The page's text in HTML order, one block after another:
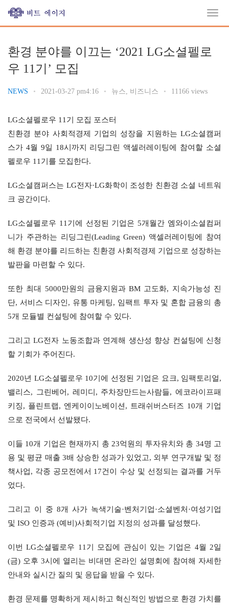
환경 분야를 이끄는 ‘2021 LG소셜펠로
우 11기’ 모집
NEWS • 2021-03-27 pm4:16 • 뉴스, 비즈니스 • 11166 views
LG소셜펠로우 11기 모집 포스터
친환경 분야 사회적경제 기업의 성장을 지원하는 LG소셜캠퍼
스가 4월 9일 18시까지 리딩그린 액셀러레이팅에 참여할 소셜
펠로우 11기를 모집한다.
LG소셜캠퍼스는 LG전자·LG화학이 조성한 친환경 소셜 네트워
크 공간이다.
LG소셜펠로우 11기에 선정된 기업은 5개월간 엠와이소셜컴퍼
니가 주관하는 리딩그린(Leading Green) 액셀러레이팅에 참여
해 환경 분야를 리드하는 친환경 사회적경제 기업으로 성장하는
발판을 마련할 수 있다.
또한 최대 5000만원의 금융지원과 BM 고도화, 지속가능성 진
단, 서비스 디자인, 유통 마케팅, 임팩트 투자 및 혼합 금융의 총
5개 모듈별 컨설팅에 참여할 수 있다.
그리고 LG전자 노동조합과 연계해 생산성 향상 컨설팅에 신청
할 기회가 주어진다.
2020년 LG소셜펠로우 10기에 선정된 기업은 요크, 임팩토리얼,
밸리스, 그린베어, 레미디, 주차장만드는사람들, 에코라이프패
키징, 플린트랩, 엔케이이노베이션, 트래쉬버스터즈 10개 기업
으로 전국에서 선발됐다.
이들 10개 기업은 현재까지 총 23억원의 투자유치와 총 34명 고
용 및 평균 매출 3배 상승한 성과가 있었고, 외부 연구개발 및 정
책사업, 각종 공모전에서 17건이 수상 및 선정되는 결과를 거두
었다.
그리고 이 중 8개 사가 녹색기술·벤처기업·소셜벤처·여성기업
및 ISO 인증과 (예비)사회적기업 지정의 성과를 달성했다.
이번 LG소셜펠로우 11기 모집에 관심이 있는 기업은 4월 2일
(금) 오후 3시에 열리는 비대면 온라인 설명회에 참여해 자세한
안내와 실시간 질의 및 응답을 받을 수 있다.
환경 문제를 명확하게 제시하고 혁신적인 방법으로 환경 가치를